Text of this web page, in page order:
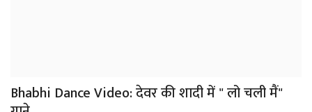
Bhabhi Dance Video: देवर की शादी में " लो चली मैं"